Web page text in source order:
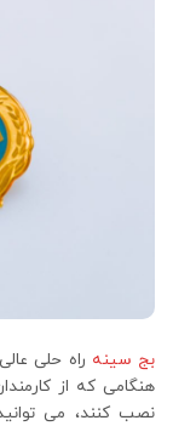
بج سینه راه ‌حلی
هنگامی که از
نصب کنند، می